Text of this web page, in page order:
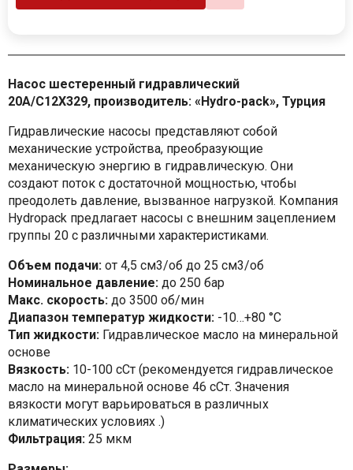
Насос шестеренный гидравлический
20A/C12X329, производитель: «Hydro-pack», Турция
Гидравлические насосы представляют собой
механические устройства, преобразующие
механическую энергию в гидравлическую. Они
создают поток с достаточной мощностью, чтобы
преодолеть давление, вызванное нагрузкой. Компания
Hydropack предлагает насосы с внешним зацеплением
группы 20 с различными характеристиками.
Объем подачи: от 4,5 см3/об до 25 см3/об
Номинальное давление: до 250 бар
Макс. скорость: до 3500 об/мин
Диапазон температур жидкости: -10…+80 °C
Тип жидкости: Гидравлическое масло на минеральной
основе
Вязкость: 10-100 сСт (рекомендуется гидравлическое
масло на минеральной основе 46 сСт. Значения
вязкости могут варьироваться в различных
климатических условиях .)
Фильтрация: 25 мкм